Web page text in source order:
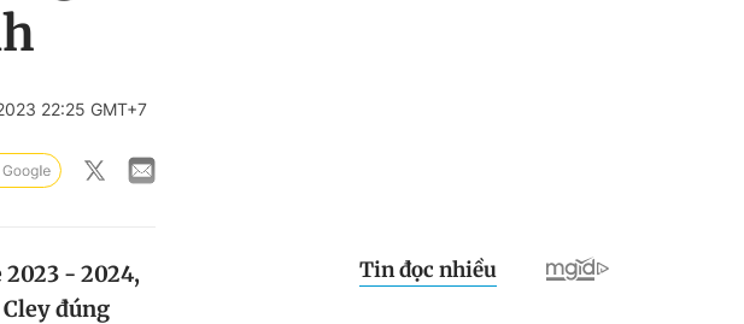
22:25 GMT+7
2023 - 2024,
đúng